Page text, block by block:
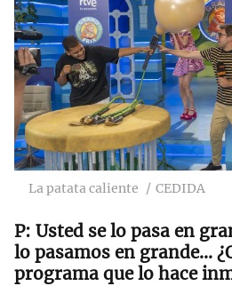
La patata caliente CEDIDA
Usted se lo pasa en
lo pasamos en grande...
programa que lo hace